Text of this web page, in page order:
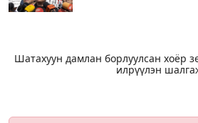
Шатахуун дамлан борлуулсан хоёр
илрүүлэн